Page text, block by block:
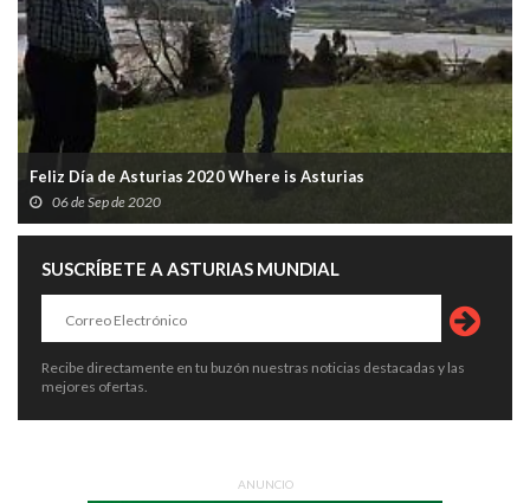
Feliz Día de Asturias 2020 Where is Asturias
06 de Sep de 2020
SUSCRÍBETE A ASTURIAS MUNDIAL
Recibe directamente en tu buzón nuestras noticias destacadas y las
mejores ofertas.
ANUNCIO